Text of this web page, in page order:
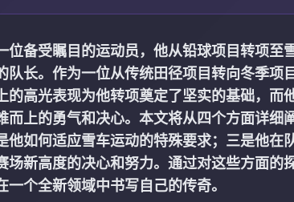
位备受瞩目的运动员，他从铅球项目转项至
队长。作为一位从传统田径项目转向冬季项
的高光表现为他转项奠定了坚实的基础，而
而上的勇气和决心。本文将从四个方面详细
他如何适应雪车运动的特殊要求；三是他在
场新高度的决心和努力。通过对这些方面的
个全新领域中书写自己的传奇。